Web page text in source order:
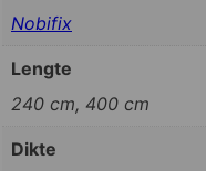
Nobifix
Lengte
240 cm, 400 cm
Dikte